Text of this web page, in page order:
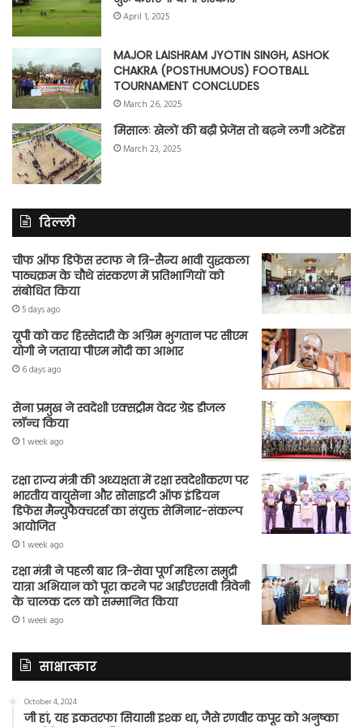
April 1, 2025
MAJOR LAISHRAM JYOTIN SINGH, ASHOK
CHAKRA (POSTHUMOUS) FOOTBALL
TOURNAMENT CONCLUDES
March 26, 2025
मिसालः खेलों की बढ़ी प्रेजेंस तो बढ़ने लगी अटेंडेंस
March 23, 2025
दिल्ली
चीफ ऑफ डिफेंस स्टाफ ने त्रि-सैन्य भावी युद्धकला
पाठ्यक्रम के चौथे संस्करण में प्रतिभागियों को
संबोधित किया
5 days ago
यूपी को कर हिस्सेदारी के अग्रिम भुगतान पर सीएम
योगी ने जताया पीएम मोदी का आभार
6 days ago
सेना प्रमुख ने स्वदेशी एक्सट्रीम वेदर ग्रेड डीजल
लॉन्च किया
1 week ago
रक्षा राज्य मंत्री की अध्यक्षता में रक्षा स्वदेशीकरण पर
भारतीय वायुसेना और सोसाइटी ऑफ इंडियन
डिफेंस मैन्युफैक्चरर्स का संयुक्त सेमिनार-संकल्प
आयोजित
1 week ago
रक्षा मंत्री ने पहली बार त्रि-सेवा पूर्ण महिला समुद्री
यात्रा अभियान को पूरा करने पर आईएएसवी त्रिवेनी
के चालक दल को सम्मानित किया
1 week ago
साक्षात्कार
October 4, 2024
जी हां, यह इकतरफा सियासी इश्क था, जैसे रणवीर कपूर को अनुष्का